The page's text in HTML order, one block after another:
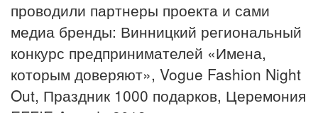
проводили партнеры проекта и сами
медиа бренды: Винницкий региональный
конкурс предпринимателей «Имена,
которым доверяют», Vogue Fashion Night
Out, Праздник 1000 подарков, Церемония